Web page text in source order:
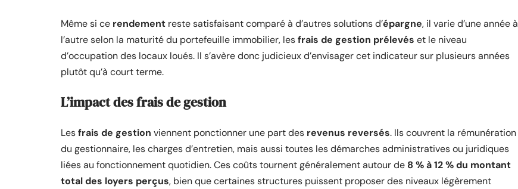
Même si ce rendement reste satisfaisant comparé à d’autres solutions d’épargne, il varie d’une année à
l’autre selon la maturité du portefeuille immobilier, lesfrais de gestion prélevés et le niveau
d’occupation des locaux loués. Il s’avère donc judicieux d’envisager cet indicateur sur plusieurs années
plutôt qu’à court terme.
L’impact des frais de gestion
Lesfrais de gestion viennent ponctionner une part des revenus reversés. Ils couvrent la rémunération
du gestionnaire, les charges d’entretien, mais aussi toutes les démarches administratives ou juridiques
liées au fonctionnement quotidien. Ces coûts tournent généralement autour de 8 % à 12 % du montant
total des loyers perçus, bien que certaines structures puissent proposer des niveaux légèrement